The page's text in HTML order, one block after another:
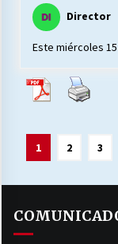
Director
Este miércoles
Paginación
1 2 3